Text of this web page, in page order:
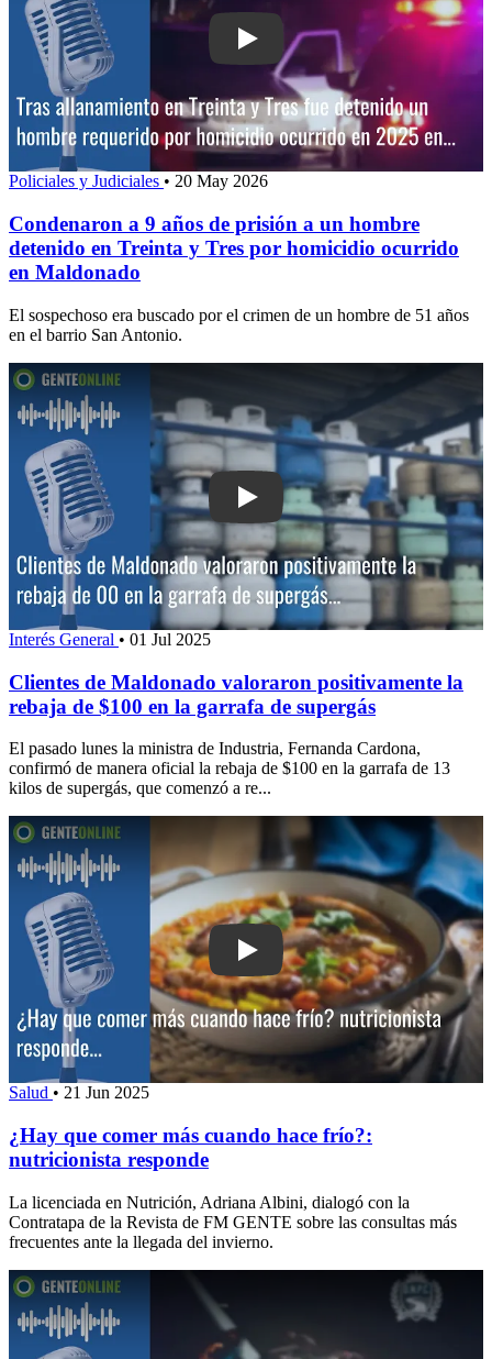
Play: Condenaron a 9 años de prisión
Policiales y Judiciales • 20 May 2026
Condenaron a 9 años de prisión a un hombre
detenido en Treinta y Tres por homicidio ocurrido
en Maldonado
El sospechoso era buscado por el crimen de un hombre de 51 años
en el barrio San Antonio.
Play: Clientes de Maldonado
Interés General • 01 Jul 2025
Clientes de Maldonado valoraron positivamente la
rebaja de $100 en la garrafa de supergás
El pasado lunes la ministra de Industria, Fernanda Cardona,
confirmó de manera oficial la rebaja de $100 en la garrafa de 13
kilos de supergás, que comenzó a re...
Play: ¿Hay que comer más cuando
Salud • 21 Jun 2025
¿Hay que comer más cuando hace frío?:
nutricionista responde
La licenciada en Nutrición, Adriana Albini, dialogó con la
Contratapa de la Revista de FM GENTE sobre las consultas más
frecuentes ante la llegada del invierno.